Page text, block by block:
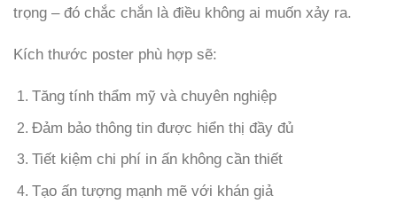
trọng – đó chắc chắn là điều không ai muốn xảy ra.
Kích thước poster phù hợp sẽ:
Tăng tính thẩm mỹ và chuyên nghiệp
Đảm bảo thông tin được hiển thị đầy đủ
Tiết kiệm chi phí in ấn không cần thiết
Tạo ấn tượng mạnh mẽ với khán giả